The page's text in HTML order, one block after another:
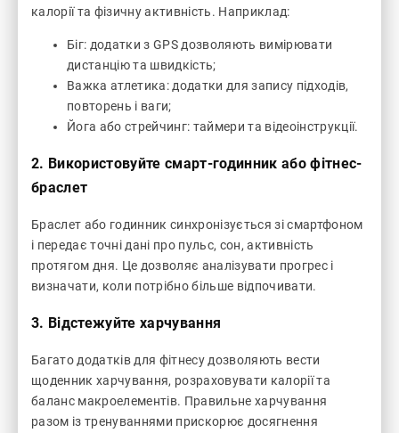
калорії та фізичну активність. Наприклад:
Біг: додатки з GPS дозволяють вимірювати
дистанцію та швидкість;
Важка атлетика: додатки для запису підходів,
повторень і ваги;
Йога або стрейчинг: таймери та відеоінструкції.
2. Використовуйте смарт-годинник або фітнес-
браслет
Браслет або годинник синхронізується зі смартфоном
і передає точні дані про пульс, сон, активність
протягом дня. Це дозволяє аналізувати прогрес і
визначати, коли потрібно більше відпочивати.
3. Відстежуйте харчування
Багато додатків для фітнесу дозволяють вести
щоденник харчування, розраховувати калорії та
баланс макроелементів. Правильне харчування
разом із тренуваннями прискорює досягнення